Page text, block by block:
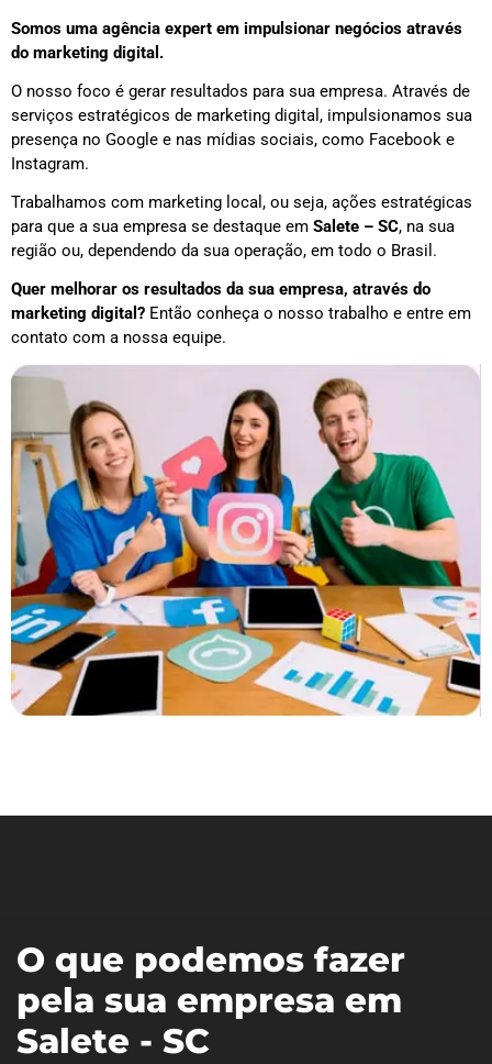
Somos uma agência expert em impulsionar negócios através
do marketing digital.
O nosso foco é gerar resultados para sua empresa. Através de
serviços estratégicos de marketing digital, impulsionamos sua
presença no Google e nas mídias sociais, como Facebook e
Instagram.
Trabalhamos com marketing local, ou seja, ações estratégicas
para que a sua empresa se destaque em Salete – SC, na sua
região ou, dependendo da sua operação, em todo o Brasil.
Quer melhorar os resultados da sua empresa, através do
marketing digital? Então conheça o nosso trabalho e entre em
contato com a nossa equipe.
O que podemos fazer
pela sua empresa em
Salete - SC